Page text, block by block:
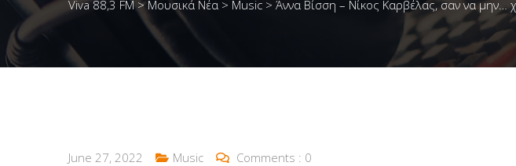
Viva 88,3 FM> Μουσικά Νέα > Music > Άννα Βίσση – Νίκος Καρβέλας, σαν να μην…
June 27, 2022 Music Comments : 0